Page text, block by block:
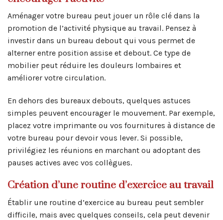
Aménager votre bureau peut jouer un rôle clé dans la
promotion de l’activité physique au travail. Pensez à
investir dans un bureau debout qui vous permet de
alterner entre position assise et debout. Ce type de
mobilier peut réduire les douleurs lombaires et
améliorer votre circulation.
En dehors des bureaux debouts, quelques astuces
simples peuvent encourager le mouvement. Par exemple,
placez votre imprimante ou vos fournitures à distance de
votre bureau pour devoir vous lever. Si possible,
privilégiez les réunions en marchant ou adoptant des
pauses actives avec vos collègues.
Création d’une routine d’exercice au travail
Établir une routine d’exercice au bureau peut sembler
difficile, mais avec quelques conseils, cela peut devenir